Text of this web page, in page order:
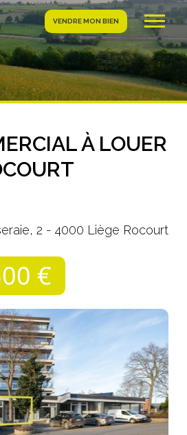
VENDRE MON BIEN
À LOUER
2 - 4000 Liège Rocourt
€